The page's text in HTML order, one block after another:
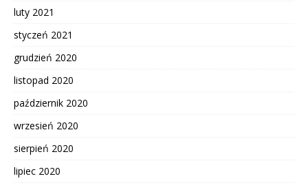
luty 2021
styczeń 2021
grudzień 2020
listopad 2020
październik 2020
wrzesień 2020
sierpień 2020
lipiec 2020